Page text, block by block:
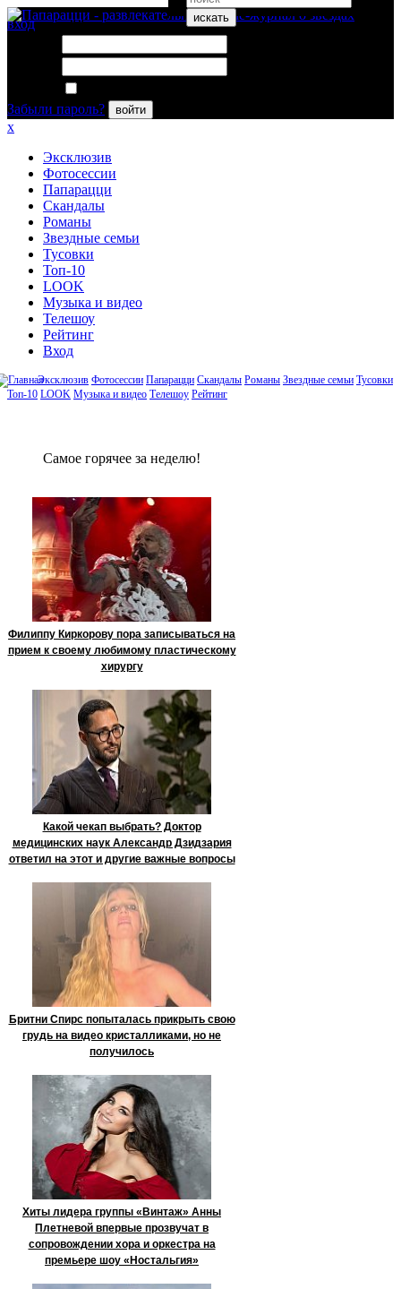
искать
вход
Забыли пароль?
войти
x
Эксклюзив
Фотосессии
Папарацци
Скандалы
Романы
Звездные семьи
Тусовки
Топ-10
LOOK
Музыка и видео
Телешоу
Рейтинг
Вход
Эксклюзив Фотосессии Папарацци Скандалы Романы Звездные семьи Тусовки
Топ-10 LOOK Музыка и видео Телешоу Рейтинг
Сaмое гoрячее за неделю!
Филиппу Киркорову пора записываться на
прием к своему любимому пластическому
хирургу
Какой чекап выбрать? Доктор
медицинских наук Александр Дзидзария
ответил на этот и другие важные вопросы
Бритни Спирс попыталась прикрыть свою
грудь на видео кристалликами, но не
получилось
Хиты лидера группы «Винтаж» Анны
Плетневой впервые прозвучат в
сопровождении хора и оркестра на
премьере шоу «Ностальгия»